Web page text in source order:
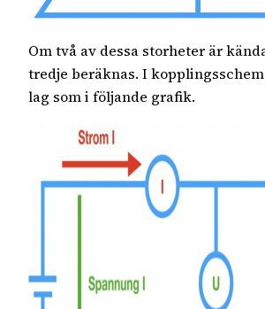
Om två av dessa storheter är
tredje beräknas. I
lag som i följande grafik.